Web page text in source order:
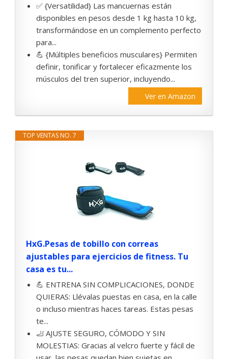
✅ {Versatilidad} Las mancuernas están
disponibles en pesos desde 1 kg hasta 10 kg,
transformándose en un complemento perfecto
para...
💪 {Múltiples beneficios musculares} Permiten
definir, tonificar y fortalecer eficazmente los
músculos del tren superior, incluyendo...
Ver en Amazon
TOP VENTAS NO. 7
HxG.Pesas de tobillo con correas
ajustables para ejercicios de fitness. Tu
casa es tu...
💪 ENTRENA SIN COMPLICACIONES, DONDE
QUIERAS: Llévalas puestas en casa, en la calle
o incluso mientras haces tareas. Estas pesas
te...
🦶 AJUSTE SEGURO, CÓMODO Y SIN
MOLESTIAS: Gracias al velcro fuerte y fácil de